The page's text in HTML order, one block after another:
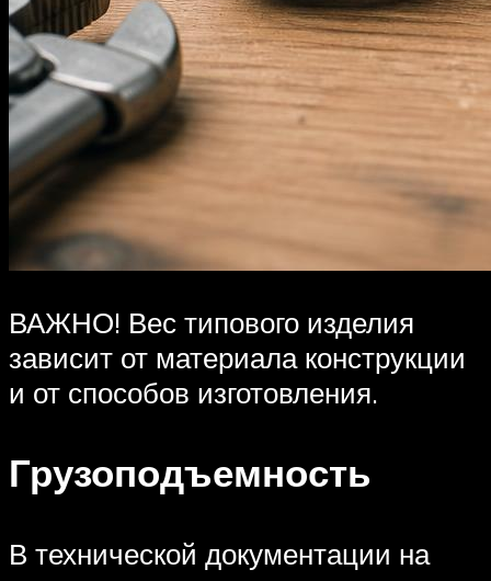
ВАЖНО! Вес типового изделия
зависит от материала конструкции
и от способов изготовления.
Грузоподъемность
В технической документации на